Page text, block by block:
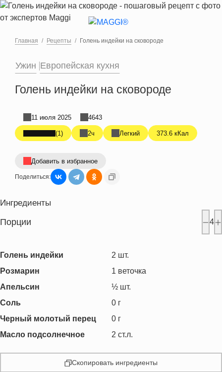
Перейти к основному содержанию
Главная Рецепты Голень индейки на сковороде
Ужин Европейская кухня
Голень индейки на сковороде
(1) 2ч Легкий 373.6 кКал
11 июля 2025 4643
Добавить в избранное
Поделиться:
Ингредиенты
Порции 4
Голень индейки 2 шт.
Розмарин
1 веточка
Апельсин
½ шт.
Соль
0 г
Черный молотый перец
0 г
Масло подсолнечное
2 ст.л.
Скопировать ингредиенты